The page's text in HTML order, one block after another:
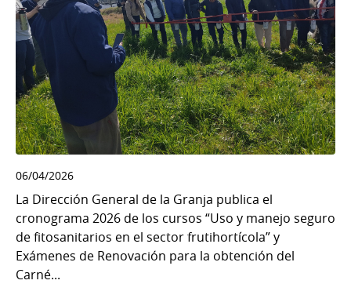
06/04/2026
La Dirección General de la Granja publica el
cronograma 2026 de los cursos “Uso y manejo seguro
de fitosanitarios en el sector frutihortícola” y
Exámenes de Renovación para la obtención del
Carné...